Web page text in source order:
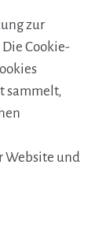
zur
Cookie-
sammelt,
Website und